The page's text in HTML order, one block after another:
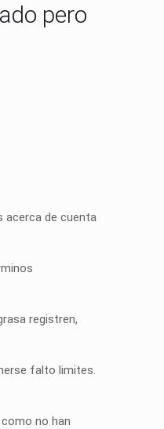
pero
acerca de cuenta
registren,
falto limites.
no han